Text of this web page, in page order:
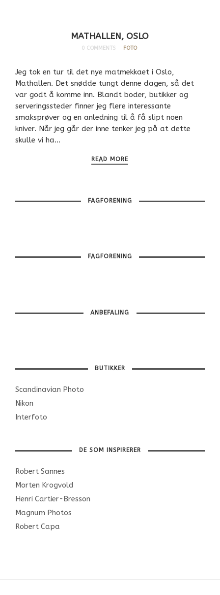
MATHALLEN, OSLO
0 COMMENTS FOTO
Jeg tok en tur til det nye matmekkaet i Oslo,
Mathallen. Det snødde tungt denne dagen, så det
var godt å komme inn. Blandt boder, butikker og
serveringssteder finner jeg flere interessante
smaksprøver og en anledning til å få slipt noen
kniver. Når jeg går der inne tenker jeg på at dette
skulle vi ha…
READ MORE
FAGFORENING
FAGFORENING
ANBEFALING
BUTIKKER
Scandinavian Photo
Nikon
Interfoto
DE SOM INSPIRERER
Robert Sannes
Morten Krogvold
Henri Cartier-Bresson
Magnum Photos
Robert Capa